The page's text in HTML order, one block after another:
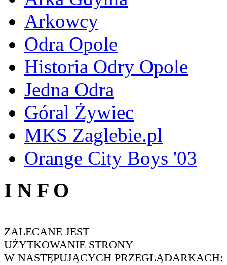
Arkowcy
Odra Opole
Historia Odry Opole
Jedna Odra
Góral Żywiec
MKS Zaglebie.pl
Orange City Boys '03
I N F O
ZALECANE JEST
UŻYTKOWANIE STRONY
W NASTĘPUJĄCYCH PRZEGLĄDARKACH: